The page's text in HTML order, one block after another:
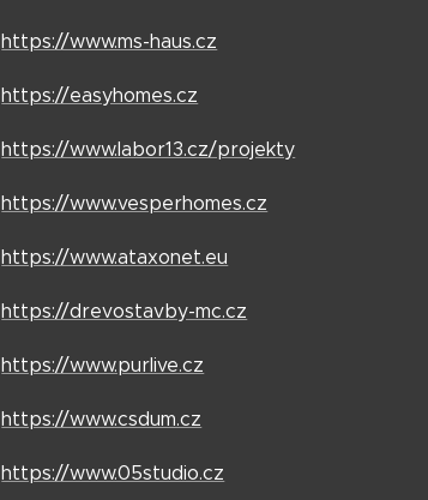
https://www.ms-haus.cz
https://easyhomes.cz
https://www.labor13.cz/projekty
https://www.vesperhomes.cz
https://www.ataxonet.eu
https://drevostavby-mc.cz
https://www.purlive.cz
https://www.csdum.cz
https://www.05studio.cz